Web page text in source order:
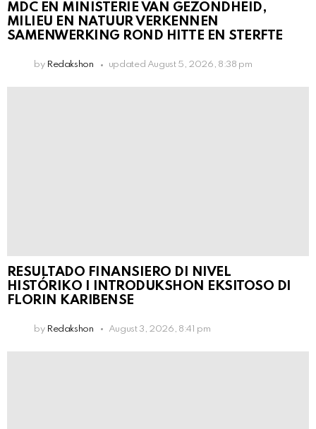
MDC EN MINISTERIE VAN GEZONDHEID,
MILIEU EN NATUUR VERKENNEN
SAMENWERKING ROND HITTE EN STERFTE
by Redakshon updated August 5, 2026, 8:38 pm
RESULTADO FINANSIERO DI NIVEL
HISTÓRIKO I INTRODUKSHON EKSITOSO DI
FLORIN KARIBENSE
by Redakshon August 3, 2026, 8:41 pm